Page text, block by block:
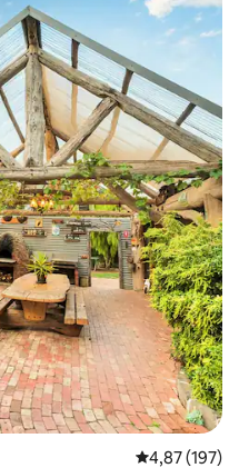
4,87 de uma
4,87 (197)